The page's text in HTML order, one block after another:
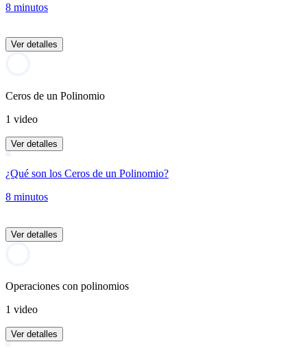
8 minutos
Ver detalles
Ceros de un Polinomio
1 video
Ver detalles
¿Qué son los Ceros de un Polinomio?
8 minutos
Ver detalles
Operaciones con polinomios
1 video
Ver detalles